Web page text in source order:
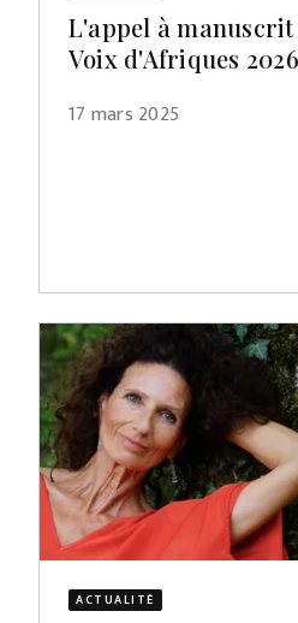
L'appel à
Voix d'Afriques
17 mars 2025
ACTUALITÉ